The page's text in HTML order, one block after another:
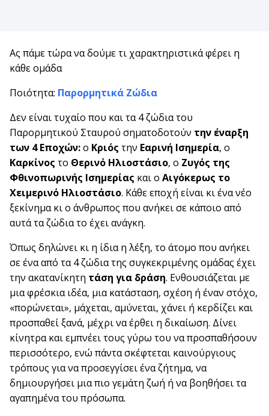
Ας πάμε τώρα να δούμε τι χαρακτηριστικά φέρει η
κάθε ομάδα
Ποιότητα: Παρορμητικά Ζώδια
Δεν είναι τυχαίο που και τα 4 ζώδια του
Παρορμητικού Σταυρού σηματοδοτούν την έναρξη
των 4 Εποχών:ο Κριός την Εαρινή Ισημερία, ο
Καρκίνος το Θερινό Ηλιοστάσιο, ο Ζυγός της
Φθινοπωρινής Ισημερίας και ο Αιγόκερως το
Χειμερινό Ηλιοστάσιο. Κάθε εποχή είναι κι ένα νέο
ξεκίνημα κι ο άνθρωπος που ανήκει σε κάποιο από
αυτά τα ζώδια το έχει ανάγκη.
Όπως δηλώνει κι η ίδια η λέξη, το άτομο που ανήκει
σε ένα από τα 4 ζώδια της συγκεκριμένης ομάδας έχει
την ακατανίκητη τάση για δράση. Ενθουσιάζεται με
μια φρέσκια ιδέα, μια κατάσταση, σχέση ή έναν στόχο,
«πορώνεται», μάχεται, αμύνεται, χάνει ή κερδίζει και
προσπαθεί ξανά, μέχρι να έρθει η δικαίωση. Δίνει
κίνητρα και εμπνέει τους γύρω του να προσπαθήσουν
περισσότερο, ενώ πάντα σκέφτεται καινούργιους
τρόπους για να προσεγγίσει ένα ζήτημα, να
δημιουργήσει μια πιο γεμάτη ζωή ή να βοηθήσει τα
αγαπημένα του πρόσωπα.